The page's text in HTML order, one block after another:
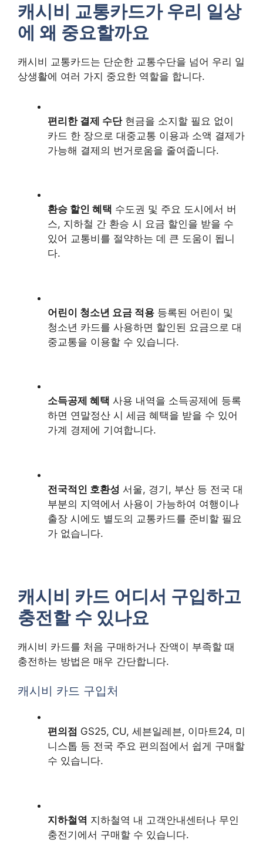
캐시비 교통카드가 우리 일상
에 왜 중요할까요
캐시비 교통카드는 단순한 교통수단을 넘어 우리 일
상생활에 여러 가지 중요한 역할을 합니다.
편리한 결제 수단현금을 소지할 필요 없이
카드 한 장으로 대중교통 이용과 소액 결제가
가능해 결제의 번거로움을 줄여줍니다.
환승 할인 혜택 수도권 및 주요 도시에서 버
스, 지하철 간 환승 시 요금 할인을 받을 수
있어 교통비를 절약하는 데 큰 도움이 됩니
다.
어린이 청소년 요금 적용 등록된 어린이 및
청소년 카드를 사용하면 할인된 요금으로 대
중교통을 이용할 수 있습니다.
소득공제 혜택 사용 내역을 소득공제에 등록
하면 연말정산 시 세금 혜택을 받을 수 있어
가계 경제에 기여합니다.
전국적인 호환성 서울, 경기, 부산 등 전국 대
부분의 지역에서 사용이 가능하여 여행이나
출장 시에도 별도의 교통카드를 준비할 필요
가 없습니다.
캐시비 카드 어디서 구입하고
충전할 수 있나요
캐시비 카드를 처음 구매하거나 잔액이 부족할 때
충전하는 방법은 매우 간단합니다.
캐시비 카드 구입처
편의점 GS25, CU, 세븐일레븐, 이마트24, 미
니스톱 등 전국 주요 편의점에서 쉽게 구매할
수 있습니다.
지하철역 지하철역 내 고객안내센터나 무인
충전기에서 구매할 수 있습니다.